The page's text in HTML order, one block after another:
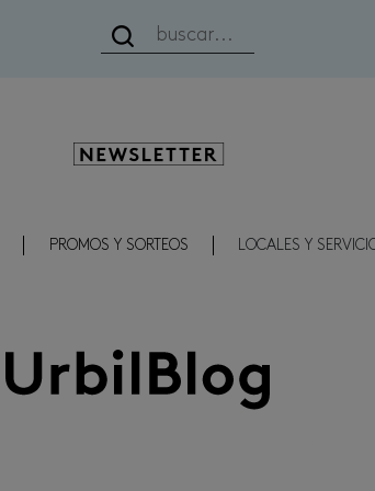
Newsletter
PROMOS Y SORTEOS LOCALES Y